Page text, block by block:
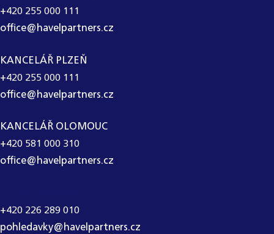
+420 255 000 111
office@havelpartners.cz
KANCELÁŘ PLZEŇ
+420 255 000 111
office@havelpartners.cz
KANCELÁŘ OLOMOUC
+420 581 000 310
office@havelpartners.cz
+420 226 289 010
pohledavky@havelpartners.cz